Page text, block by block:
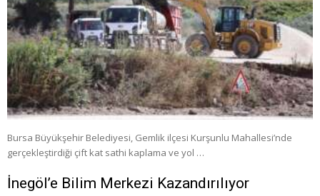
Bursa Büyükşehir Belediyesi, Gemlik ilçesi Kurşunlu Mahallesi’nde
gerçekleştirdiği çift kat sathi kaplama ve yol …
İnegöl’e Bilim Merkezi Kazandırılıyor